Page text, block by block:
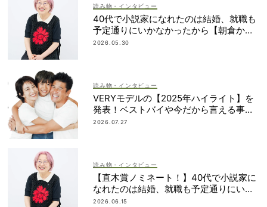
読み物・インタビュー
40代で小説家になれたのは結婚、就職も
予定通りにいかなかったから【朝倉かす
みさん】
2026.05.30
読み物・インタビュー
VERYモデルの【2025年ハイライト】を
発表！ベストバイや今だから言える事件
簿も大公開
2026.07.27
読み物・インタビュー
【直木賞ノミネート！】40代で小説家に
なれたのは結婚、就職も予定通りにいか
なかったから｜朝倉かすみさん
2026.06.15